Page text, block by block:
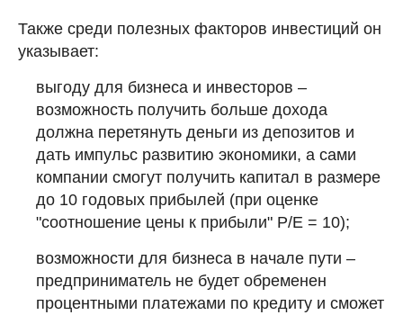
Также среди полезных факторов инвестиций он
указывает:
выгоду для бизнеса и инвесторов –
возможность получить больше дохода
должна перетянуть деньги из депозитов и
дать импульс развитию экономики, а сами
компании смогут получить капитал в размере
до 10 годовых прибылей (при оценке
"соотношение цены к прибыли" P/E = 10);
возможности для бизнеса в начале пути –
предприниматель не будет обременен
процентными платежами по кредиту и сможет